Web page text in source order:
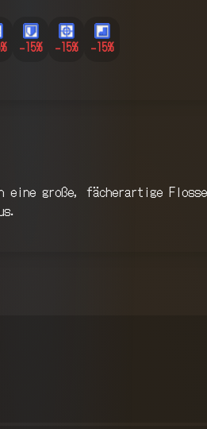
% -15% -15% -15%
eine große, fächerartige Flosse